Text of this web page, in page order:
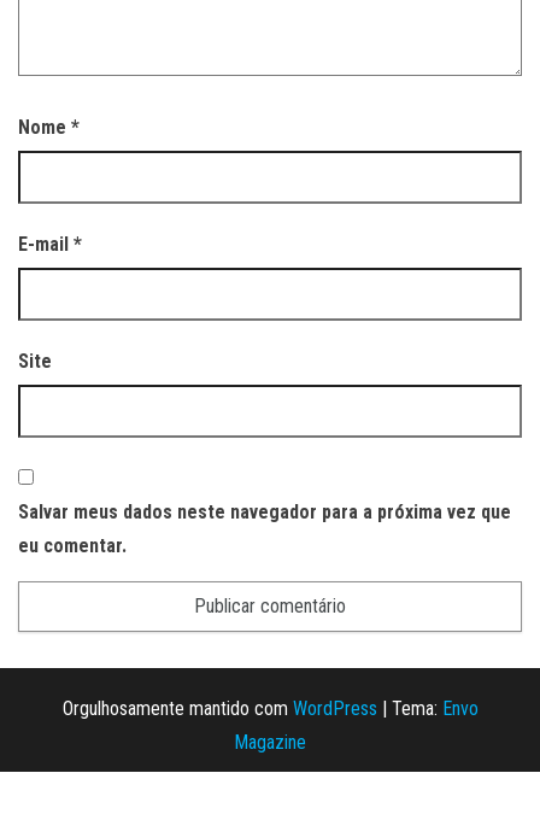
Nome *
E-mail *
Site
Salvar meus dados neste navegador para a próxima vez que
eu comentar.
Orgulhosamente mantido com WordPress | Tema: Envo
Magazine